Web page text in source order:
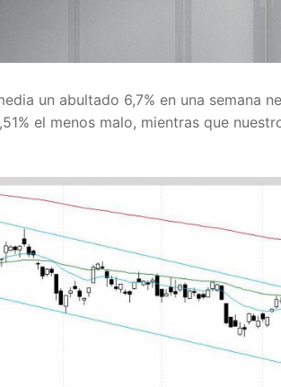
un abultado 6,7% en una semana
el menos malo, mientras que